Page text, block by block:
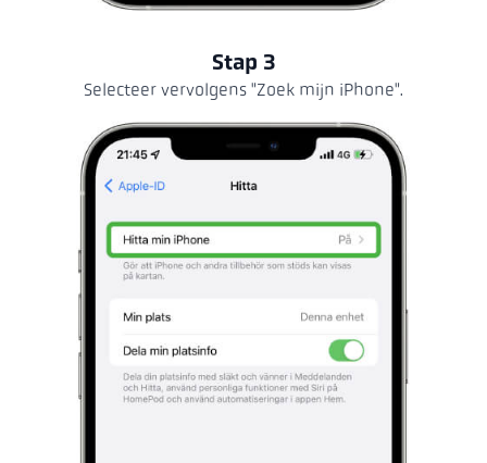
Stap 3
Selecteer vervolgens "Zoek mijn iPhone".